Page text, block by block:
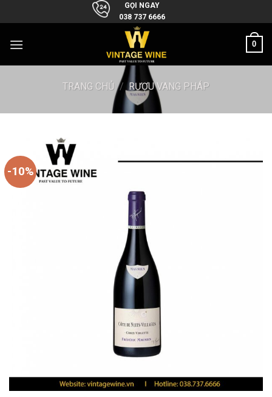
to
GỌI NGAY
038 737 6666
0
TRANG CHỦ / RƯỢU VANG PHÁP
-10%